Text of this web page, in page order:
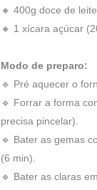
🔸 400g doce de leite
🔸 1 xícara açúcar
Modo de preparo:
🔹 Pré aquecer o
🔹 Forrar a forma
precisa pincelar).
🔹 Bater as gemas
(6 min).
🔹 Bater as claras